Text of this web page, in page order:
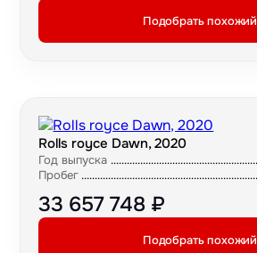
Подобрать похожий
Rolls royce Dawn, 2020
Год выпуска
Пробег
33 657 748 ₽
Подобрать похожий